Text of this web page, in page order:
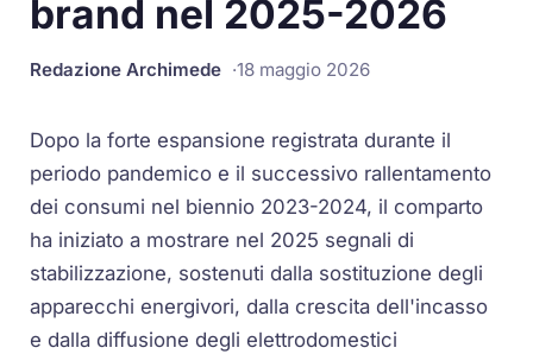
brand nel 2025-2026
Redazione Archimede 18 maggio 2026
Dopo la forte espansione registrata durante il
periodo pandemico e il successivo rallentamento
dei consumi nel biennio 2023-2024, il comparto
ha iniziato a mostrare nel 2025 segnali di
stabilizzazione, sostenuti dalla sostituzione degli
apparecchi energivori, dalla crescita dell'incasso
e dalla diffusione degli elettrodomestici